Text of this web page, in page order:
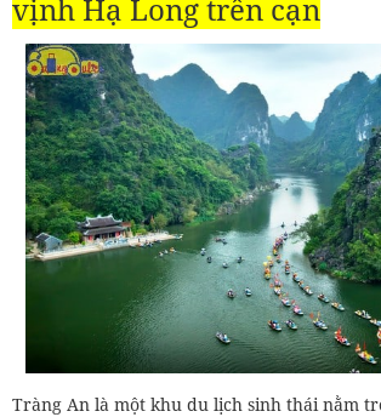
vịnh Hạ Long trên cạn
Tràng An là một khu du lịch sinh thái nằm